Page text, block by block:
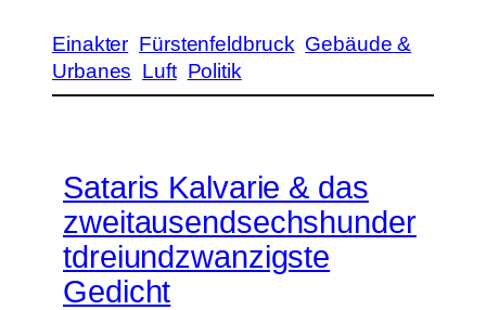
Einakter Fürstenfeldbruck Gebäude &
Urbanes Luft Politik
Sataris Kalvarie & das
zweitausendsechshunder
tdreiundzwanzigste
Gedicht